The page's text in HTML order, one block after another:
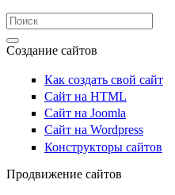
Создание сайтов
Как создать свой сайт
Сайт на HTML
Сайт на Joomla
Сайт на Wordpress
Конструкторы сайтов
Продвижение сайтов